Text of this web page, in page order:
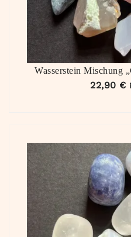
Wasserstein Mischung
22,90 €